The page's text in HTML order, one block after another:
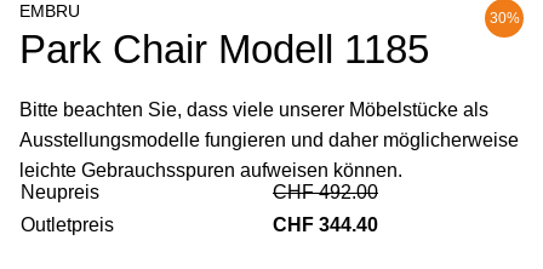
30%
EMBRU
Park Chair Modell 1185
Bitte beachten Sie, dass viele unserer Möbelstücke als
Ausstellungsmodelle fungieren und daher möglicherweise
leichte Gebrauchsspuren aufweisen können.
Neupreis
CHF 492.00
Outletpreis
CHF 344.40